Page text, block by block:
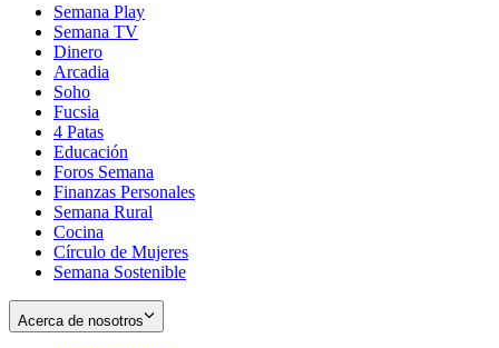
Semana Play
Semana TV
Dinero
Arcadia
Soho
in
new
window
Fucsia
in
new
window
4 Patas
Educación
Foros Semana
Finanzas Personales
Semana Rural
Cocina
Círculo de Mujeres
Semana Sostenible
Acerca de nosotros